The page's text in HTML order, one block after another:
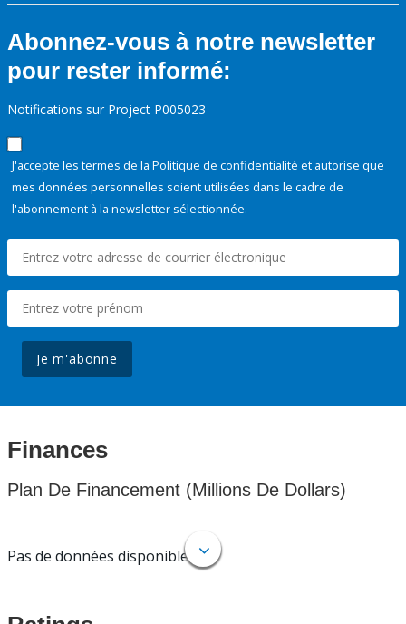
Abonnez-vous à notre newsletter
pour rester informé:
Notifications sur Project P005023
J'accepte les termes de la Politique de confidentialité et autorise que
mes données personnelles soient utilisées dans le cadre de
l'abonnement à la newsletter sélectionnée.
Je m'abonne
Finances
Plan De Financement (Millions De Dollars)
Pas de données disponibles.